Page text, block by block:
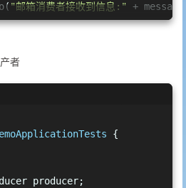
"邮箱消费者接收到信息:" +
者
{
producer;